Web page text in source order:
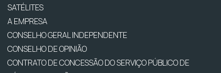
SATÉLITES
A EMPRESA
CONSELHO GERAL INDEPENDENTE
CONSELHO DE OPINIÃO
CONTRATO DE CONCESSÃO DO SERVIÇO PÚBLICO DE